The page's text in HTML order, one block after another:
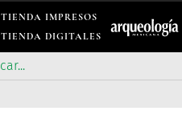
TIENDA IMPRESOS
TIENDA DIGITALES